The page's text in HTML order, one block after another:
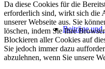
Beiträge und
Da diese Cookies für die
erforderlich sind, wirkt sich die
unserer Webseite aus. Sie
löschen, indem Sie Ihre
Blockieren aller Cookies auf
Sie jedoch immer dazu
abzulehnen, wenn Sie unsere